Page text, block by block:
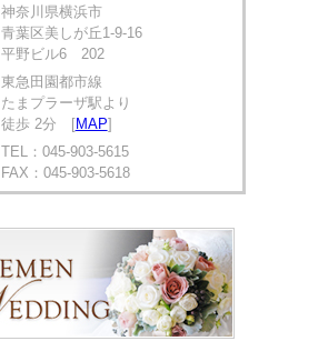
神奈川県横浜市
青葉区美しが丘1-9-16
平野ビル6 202
東急田園都市線
たまプラーザ駅より
徒歩 2分 [MAP]
TEL：045-903-5615
FAX：045-903-5618